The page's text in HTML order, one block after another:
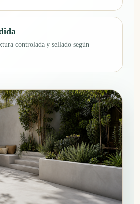
controlada y sellado según